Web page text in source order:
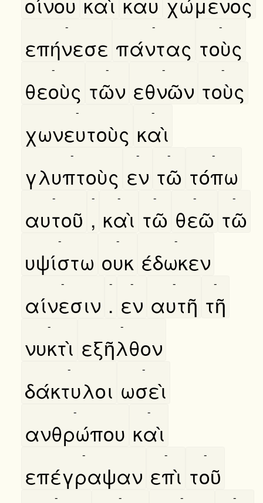
επήνεσε
-
πάντας
-
τοὺς
-
θεοὺς
-
τῶν
-
εθνῶν
-
τοὺς
-
χωνευτοὺς
-
καὶ
-
γλυπτοὺς
-
εν
-
τῶ
-
τόπω
-
αυτοῦ
-
,
-
καὶ
-
τῶ
-
θεῶ
-
τῶ
-
υψίστω
-
ουκ
-
έδωκεν
-
αίνεσιν
-
.
-
εν
-
αυτῆ
-
τῆ
-
νυκτὶ
-
εξῆλθον
-
δάκτυλοι
-
ωσεὶ
-
ανθρώπου
-
καὶ
-
επέγραψαν
-
επὶ
-
τοῦ
-
- - - -